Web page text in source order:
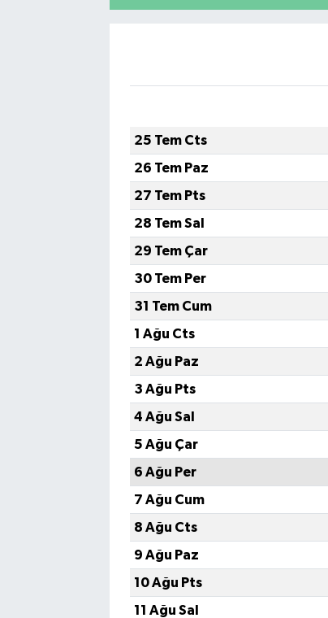
25 Tem Cts
26 Tem Paz
27 Tem Pts
28 Tem Sal
29 Tem Çar
30 Tem Per
31 Tem Cum
1 Ağu Cts
2 Ağu Paz
3 Ağu Pts
4 Ağu Sal
5 Ağu Çar
6 Ağu Per
7 Ağu Cum
8 Ağu Cts
9 Ağu Paz
10 Ağu Pts
11 Ağu Sal